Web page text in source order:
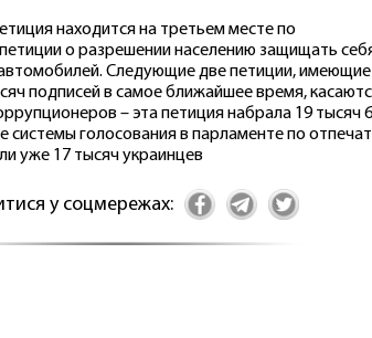
находится на третьем месте по
о разрешении населению защищать
Следующие две петиции, имеющие
подписей в самое ближайшее время,
– эта петиция набрала 19 тысяч
системы голосования в парламенте по
уже 17 тысяч украинцев
у соцмережах: